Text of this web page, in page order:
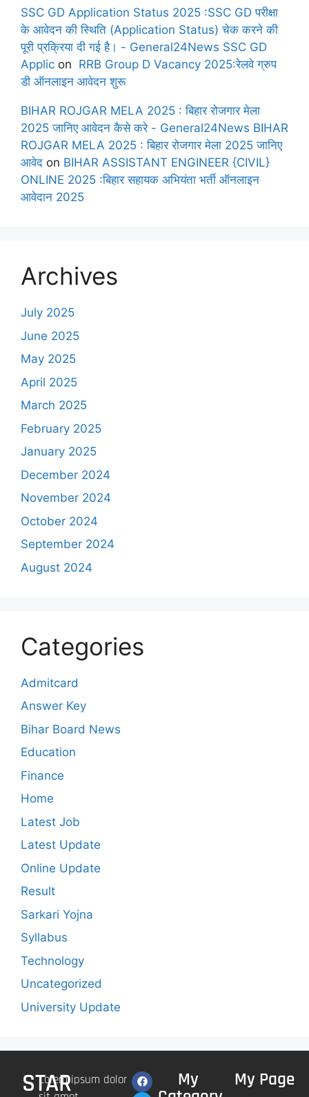
SSC GD Application Status 2025 :SSC GD परीक्षा
के आवेदन की स्थिति (Application Status) चेक करने की
पूरी प्रक्रिया दी गई है। - General24News SSC GD
Applic on RRB Group D Vacancy 2025:रेलवे ग्रुप
डी ऑनलाइन आवेदन शुरू
BIHAR ROJGAR MELA 2025 : बिहार रोजगार मेला
2025 जानिए आवेदन कैसे करे - General24News BIHAR
ROJGAR MELA 2025 : बिहार रोजगार मेला 2025 जानिए
आवेद on BIHAR ASSISTANT ENGINEER {CIVIL}
ONLINE 2025 :बिहार सहायक अभियंता भर्ती ऑनलाइन
आवेदान 2025
Archives
July 2025
June 2025
May 2025
April 2025
March 2025
February 2025
January 2025
December 2024
November 2024
October 2024
September 2024
August 2024
Categories
Admitcard
Answer Key
Bihar Board News
Education
Finance
Home
Latest Job
Latest Update
Online Update
Result
Sarkari Yojna
Syllabus
Technology
Uncategorized
University Update
STAR
Lorem ipsum dolor
My My Page